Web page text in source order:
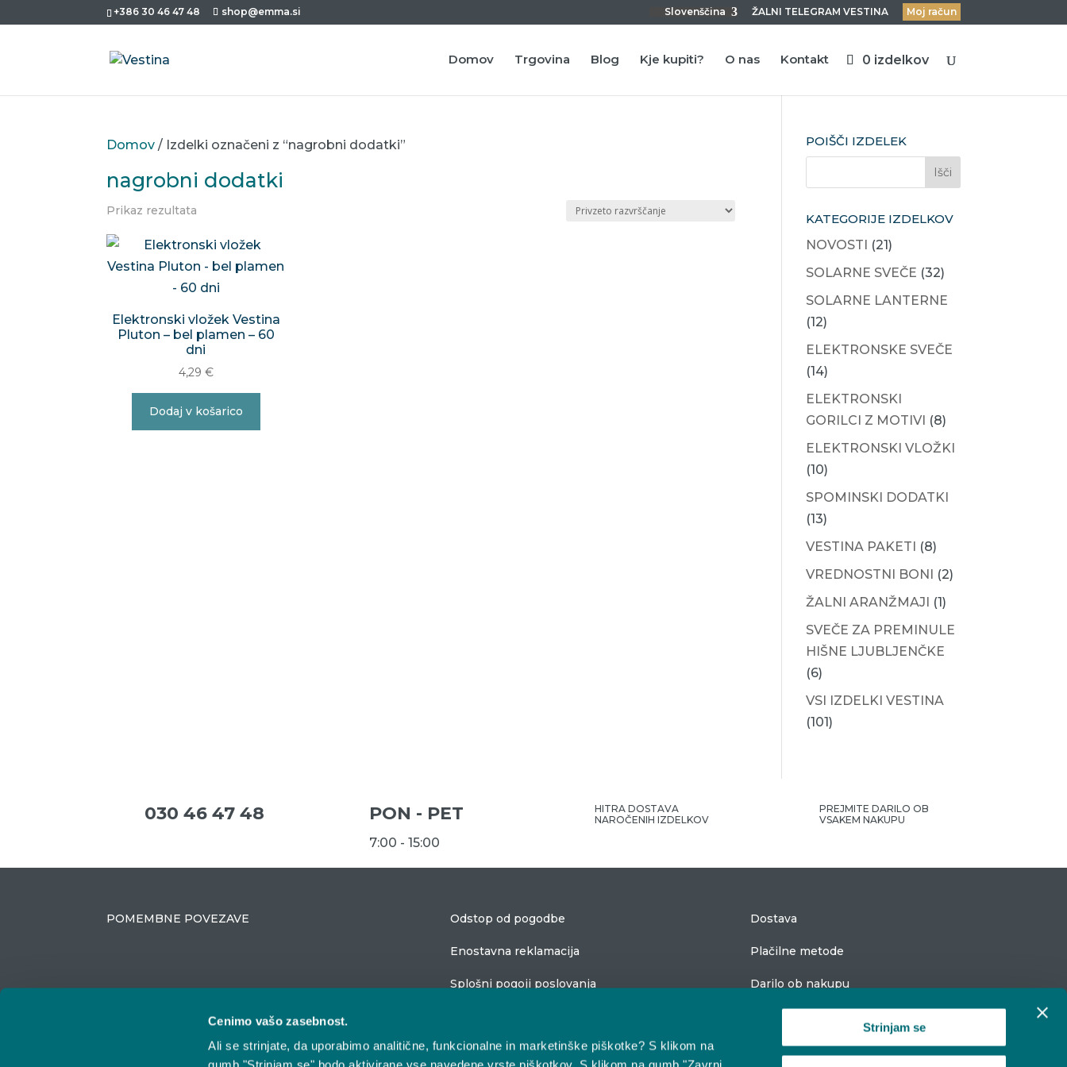
Cenimo vašo zasebnost.
Ali se strinjate, da uporabimo analitične, funkcionalne in marketinške piškotke? S klikom na
Strinjam se
+386 30 46 47 48 shop@emma.si Slovenščina ŽALNI TELEGRAM VESTINA Moj račun
Domov Trgovina Blog Kje kupiti? O nas Kontakt 0 izdelkov
Domov / Izdelki označeni z “nagrobni dodatki”
nagrobni dodatki
Prikaz rezultata
Elektronski vložek Vestina
Pluton – bel plamen – 60
dni
4,29 €
Dodaj v košarico
POIŠČI IZDELEK
KATEGORIJE IZDELKOV
NOVOSTI (21)
SOLARNE SVEČE (32)
SOLARNE LANTERNE
(12)
ELEKTRONSKE SVEČE
(14)
ELEKTRONSKI
GORILCI Z MOTIVI (8)
ELEKTRONSKI VLOŽKI
(10)
SPOMINSKI DODATKI
(13)
VESTINA PAKETI (8)
VREDNOSTNI BONI (2)
ŽALNI ARANŽMAJI (1)
SVEČE ZA PREMINULE
HIŠNE LJUBLJENČKE
(6)
VSI IZDELKI VESTINA
(101)
030 46 47 48 PON - PET
7:00 - 15:00
HITRA DOSTAVA
NAROČENIH IZDELKOV
PREJMITE DARILO OB
VSAKEM NAKUPU
POMEMBNE POVEZAVE Odstop od pogodbe
Enostavna reklamacija
Splošni pogoji poslovanja
Dostava
Plačilne metode
Darilo ob nakupu